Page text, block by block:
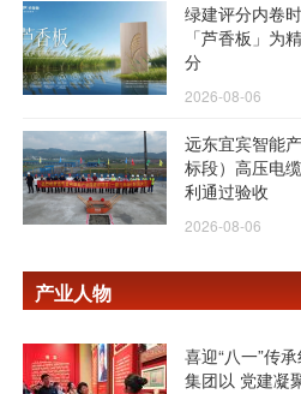
绿建评分内卷
「芦香板」为
分
2026-08-06
远东宜宾智能
标段）高压电
利通过验收
2026-08-06
产业人物
喜迎“八一”传
集团以 党建凝